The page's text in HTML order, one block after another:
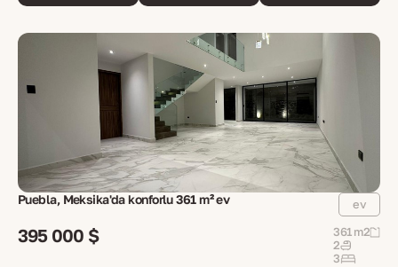
Puebla, Meksika'da konforlu 361 m² ev ev
395 000 $
361 m2
2
3